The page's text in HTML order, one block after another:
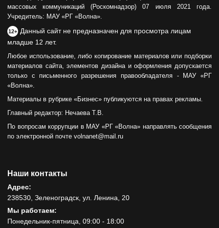
массовых коммуникаций (Роскомнадзор) 07 июля 2021 года.
Учредитель: МАУ «РГ «Волна».
12+ Данный сайт не предназначен для просмотра лицам
младше 12 лет.
Любое использование, либо копирование материалов или подборки
материалов сайта, элементов дизайна и оформления допускается
только с письменного разрешения правообладателя - МАУ «РГ
«Волна».
Материалы в рубрике «Бизнес» публикуются на правах рекламы.
Главный редактор: Нечаева Т.В.
По вопросам коррупции в МАУ «РГ «Волна» направлять сообщения
по электронной почте volnanet@mail.ru
Наши контакты
Адрес:
238530, Зеленоградск, ул. Ленина, 20
Мы работаем:
Понедельник-пятница, 09:00 - 18:00